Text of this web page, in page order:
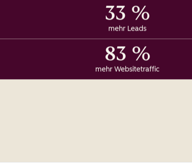
33 %
mehr Leads
83 %
mehr Websitetraffic